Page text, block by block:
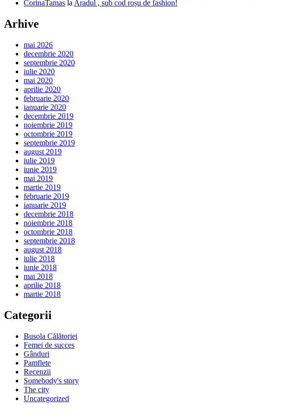
CorinaTamas la Aradul , sub cod roșu de fashion!
Arhive
mai 2026
decembrie 2020
septembrie 2020
iulie 2020
mai 2020
aprilie 2020
februarie 2020
ianuarie 2020
decembrie 2019
noiembrie 2019
octombrie 2019
septembrie 2019
august 2019
iulie 2019
iunie 2019
mai 2019
martie 2019
februarie 2019
ianuarie 2019
decembrie 2018
noiembrie 2018
octombrie 2018
septembrie 2018
august 2018
iulie 2018
iunie 2018
mai 2018
aprilie 2018
martie 2018
Categorii
Busola Călătoriei
Femei de succes
Gânduri
Pamflete
Recenzii
Somebody's story
The city
Uncategorized